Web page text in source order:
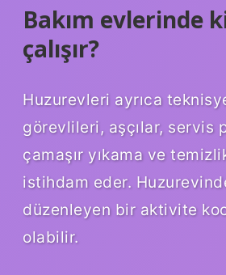
Bakım evlerinde
çalışır?
Huzurevleri ayrıca
görevlileri, aşçılar, servis
çamaşır yıkama ve
istihdam eder.
düzenleyen bir aktivite
olabilir.